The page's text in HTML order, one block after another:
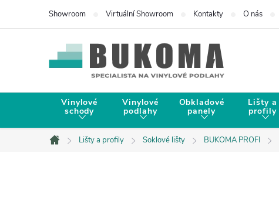
Showroom Virtuální Showroom Kontakty O nás
Vinylové
schody
Vinylové
podlahy
Obkladové
panely
Lišty a
profily
Domů
Lišty a profily Soklové lišty BUKOMA PROFI